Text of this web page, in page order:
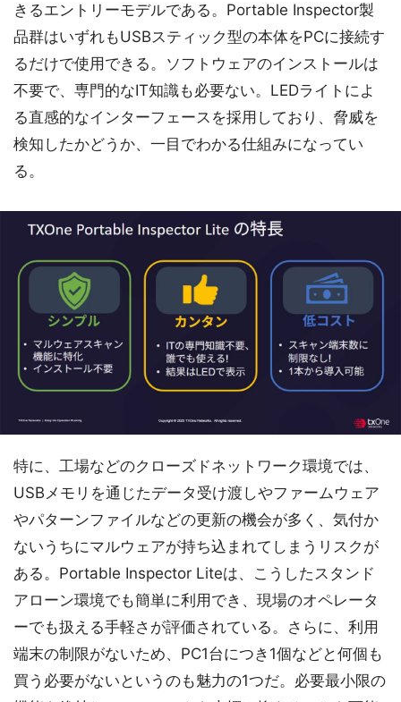
きるエントリーモデルである。Portable Inspector製
品群はいずれもUSBスティック型の本体をPCに接続す
るだけで使用できる。ソフトウェアのインストールは
不要で、専門的なIT知識も必要ない。LEDライトによ
る直感的なインターフェースを採用しており、脅威を
検知したかどうか、一目でわかる仕組みになってい
る。
特に、工場などのクローズドネットワーク環境では、
USBメモリを通じたデータ受け渡しやファームウェア
やパターンファイルなどの更新の機会が多く、気付か
ないうちにマルウェアが持ち込まれてしまうリスクが
ある。Portable Inspector Liteは、こうしたスタンド
アローン環境でも簡単に利用でき、現場のオペレータ
ーでも扱える手軽さが評価されている。さらに、利用
端末の制限がないため、PC1台につき1個などと何個も
買う必要がないというのも魅力の1つだ。必要最小限の